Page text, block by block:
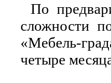
По
сложности
«Мебель-
четыре